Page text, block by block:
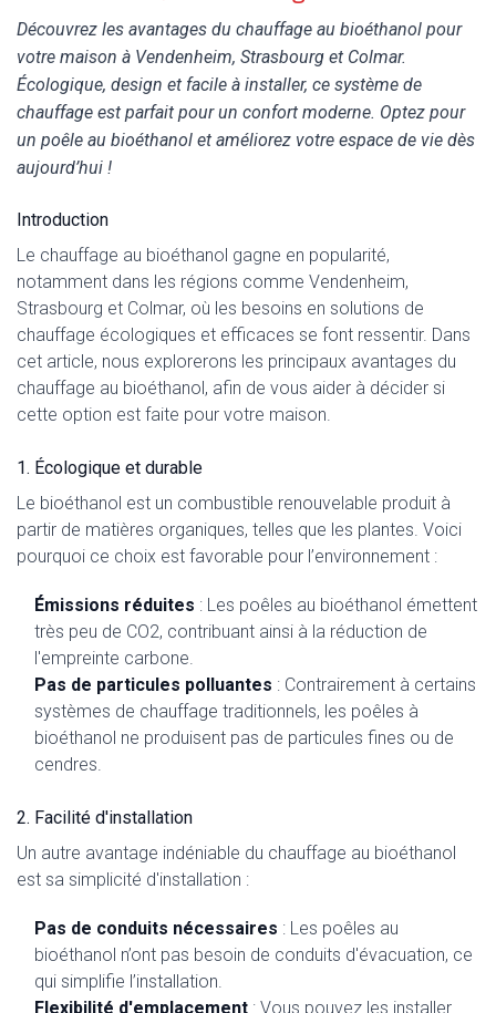
Découvrez les avantages du chauffage au bioéthanol pour
votre maison à Vendenheim, Strasbourg et Colmar.
Écologique, design et facile à installer, ce système de
chauffage est parfait pour un confort moderne. Optez pour
un poêle au bioéthanol et améliorez votre espace de vie dès
aujourd’hui !
Introduction
Le chauffage au bioéthanol gagne en popularité,
notamment dans les régions comme Vendenheim,
Strasbourg et Colmar, où les besoins en solutions de
chauffage écologiques et efficaces se font ressentir. Dans
cet article, nous explorerons les principaux avantages du
chauffage au bioéthanol, afin de vous aider à décider si
cette option est faite pour votre maison.
1. Écologique et durable
Le bioéthanol est un combustible renouvelable produit à
partir de matières organiques, telles que les plantes. Voici
pourquoi ce choix est favorable pour l’environnement :
Émissions réduites : Les poêles au bioéthanol émettent
très peu de CO2, contribuant ainsi à la réduction de
l'empreinte carbone.
Pas de particules polluantes : Contrairement à certains
systèmes de chauffage traditionnels, les poêles à
bioéthanol ne produisent pas de particules fines ou de
cendres.
2. Facilité d'installation
Un autre avantage indéniable du chauffage au bioéthanol
est sa simplicité d'installation :
Pas de conduits nécessaires : Les poêles au
bioéthanol n’ont pas besoin de conduits d'évacuation, ce
qui simplifie l’installation.
Flexibilité d'emplacement : Vous pouvez les installer